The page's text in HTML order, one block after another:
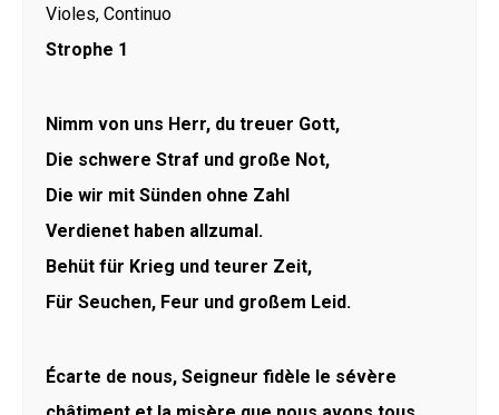
Violes, Continuo
Strophe 1
Nimm von uns Herr, du treuer Gott,
Die schwere Straf und große Not,
Die wir mit Sünden ohne Zahl
Verdienet haben allzumal.
Behüt für Krieg und teurer Zeit,
Für Seuchen, Feur und großem Leid.
Écarte de nous, Seigneur fidèle le sévère